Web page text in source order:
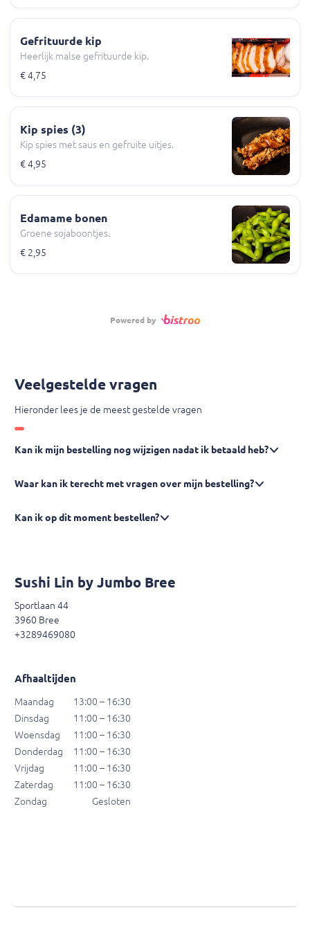
Gefrituurde kip
Heerlijk malse gefrituurde kip.
€ 4,75
Kip spies (3)
Kip spies met saus en gefruite uitjes.
€ 4,95
Edamame bonen
Groene sojaboontjes.
€ 2,95
Powered by
Veelgestelde vragen
Hieronder lees je de meest gestelde vragen
Kan ik mijn bestelling nog wijzigen nadat ik betaald heb?
Waar kan ik terecht met vragen over mijn bestelling?
Kan ik op dit moment bestellen?
Sushi Lin by Jumbo Bree
Sportlaan 44
3960 Bree
+3289469080
Afhaaltijden
Maandag
13:00 – 16:30
Dinsdag
11:00 – 16:30
Woensdag
11:00 – 16:30
Donderdag
11:00 – 16:30
Vrijdag
11:00 – 16:30
Zaterdag
11:00 – 16:30
Zondag
Gesloten